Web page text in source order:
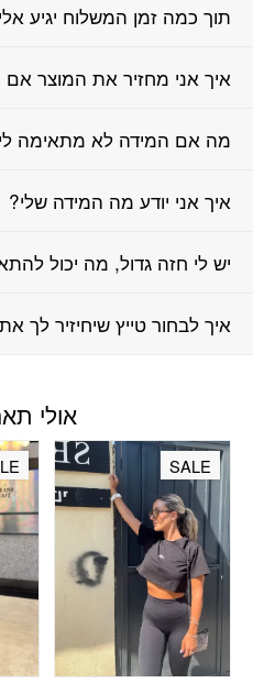
תוך כמה זמן המשלוח יגיע
איך אני מחזיר את המוצר
מה אם המידה לא מתאימה
איך אני יודע מה המידה שלי?
יש לי חזה גדול, מה יכול
איך לבחור טייץ שיחיזיר לך
אולי
SALE